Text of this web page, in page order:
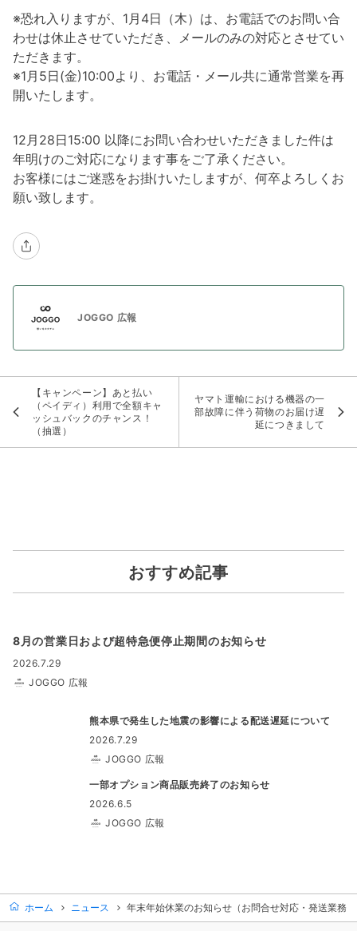
※恐れ入りますが、1月4日（木）は、お電話でのお問い合
わせは休止させていただき、メールのみの対応とさせてい
ただきます。
※1月5日(金)10:00より、お電話・メール共に通常営業を再
開いたします。
12月28日15:00 以降にお問い合わせいただきました件は
年明けのご対応になります事をご了承ください。
お客様にはご迷惑をお掛けいたしますが、何卒よろしくお
願い致します。
JOGGO 広報
【キャンペーン】あと払い
（ペイディ）利用で全額キャ
ッシュバックのチャンス！
（抽選）
ヤマト運輸における機器の一
部故障に伴う荷物のお届け遅
延につきまして
おすすめ記事
8月の営業日および超特急便停止期間のお知らせ
2026.7.29
JOGGO 広報
熊本県で発生した地震の影響による配送遅延について
2026.7.29
JOGGO 広報
一部オプション商品販売終了のお知らせ
2026.6.5
JOGGO 広報
ホーム ニュース 年末年始休業のお知らせ（お問合せ対応・発送業務